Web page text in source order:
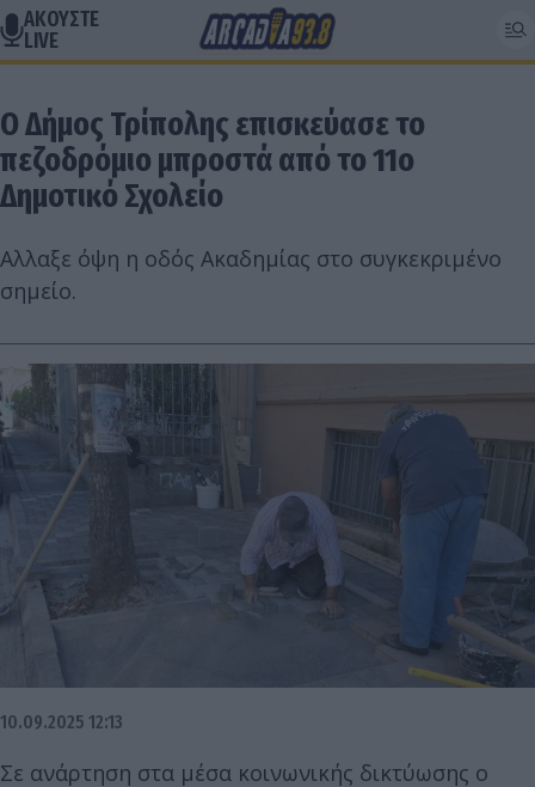
ΑΚΟΥΣΤΕ
LIVE
O Δήμος Τρίπολης επισκεύασε το
πεζοδρόμιο μπροστά από το 11ο
Δημοτικό Σχολείο
Αλλαξε όψη η οδός Ακαδημίας στο συγκεκριμένο
σημείο.
10.09.2025 12:13
Σε ανάρτηση στα μέσα κοινωνικής δικτύωσης ο